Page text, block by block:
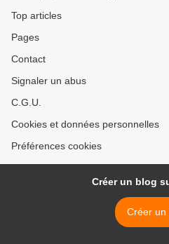
Top articles
Pages
Contact
Signaler un abus
C.G.U.
Cookies et données personnelles
Préférences cookies
Créer un blog
Créer un